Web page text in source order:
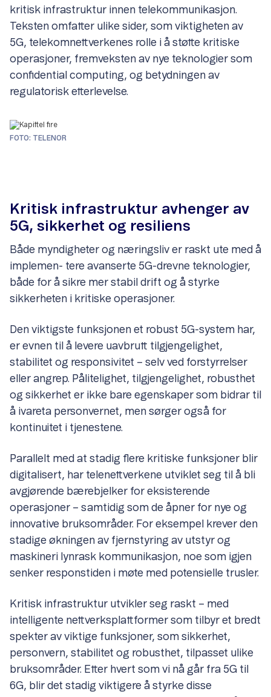
kritisk infrastruktur innen telekommunikasjon.
Teksten omfatter ulike sider, som viktigheten av
5G, telekomnettverkenes rolle i å støtte kritiske
operasjoner, fremveksten av nye teknologier som
confidential computing, og betydningen av
regulatorisk etterlevelse.
FOTO: TELENOR
Kritisk infrastruktur avhenger av
5G, sikkerhet og resiliens
Både myndigheter og næringsliv er raskt ute med å
implemen- tere avanserte 5G-drevne teknologier,
både for å sikre mer stabil drift og å styrke
sikkerheten i kritiske operasjoner.
Den viktigste funksjonen et robust 5G-system har,
er evnen til å levere uavbrutt tilgjengelighet,
stabilitet og responsivitet – selv ved forstyrrelser
eller angrep. Pålitelighet, tilgjengelighet, robusthet
og sikkerhet er ikke bare egenskaper som bidrar til
å ivareta personvernet, men sørger også for
kontinuitet i tjenestene.
Parallelt med at stadig flere kritiske funksjoner blir
digitalisert, har telenettverkene utviklet seg til å bli
avgjørende bærebjelker for eksisterende
operasjoner – samtidig som de åpner for nye og
innovative bruksområder. For eksempel krever den
stadige økningen av fjernstyring av utstyr og
maskineri lynrask kommunikasjon, noe som igjen
senker responstiden i møte med potensielle trusler.
Kritisk infrastruktur utvikler seg raskt – med
intelligente nettverksplattformer som tilbyr et bredt
spekter av viktige funksjoner, som sikkerhet,
personvern, stabilitet og robusthet, tilpasset ulike
bruksområder. Etter hvert som vi nå går fra 5G til
6G, blir det stadig viktigere å styrke disse